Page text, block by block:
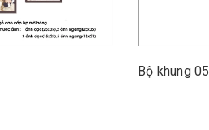
Bộ khung 05